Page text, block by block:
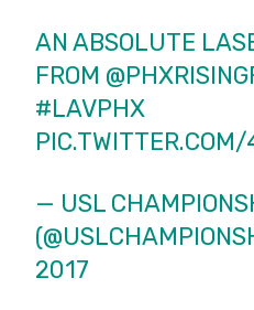
AN ABSOLUTE
FROM
#LAVPHX
— USL
2017